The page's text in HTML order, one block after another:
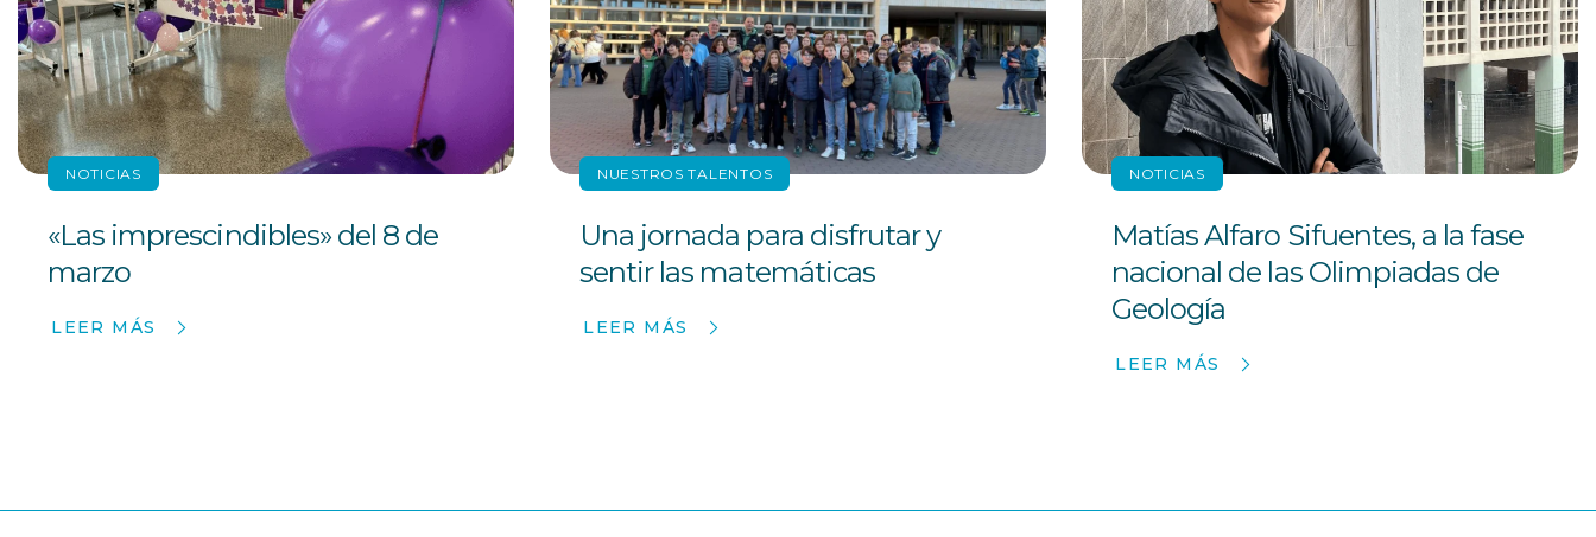
NOTICIAS
«Las imprescindibles» del 8 de
marzo
LEER MÁS
NUESTROS TALENTOS
Una jornada para disfrutar y
sentir las matemáticas
LEER MÁS
NOTICIAS
Matías Alfaro Sifuentes, a la fase
nacional de las Olimpiadas de
Geología
LEER MÁS